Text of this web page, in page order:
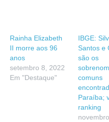
Rainha Elizabeth
II morre aos 96
anos
setembro 8, 2022
Em "Destaque"
IBGE:
Santos e
são os
comuns
Paraíba;
ranking